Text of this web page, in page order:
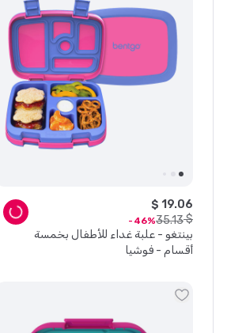
بينتغو - علبة غداء للأطفال بخمسة
أقسام - فوشيا
$ 19.06
$
35.13
46